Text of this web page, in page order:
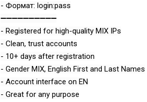
- Формат: login:pass
➖➖➖➖➖➖➖➖➖➖
- Registered for high-quality MIX IPs
- Clean, trust accounts
- 10+ days after registration
- Gender MIX, English First and Last Names
- Account interface on EN
- Great for any purpose